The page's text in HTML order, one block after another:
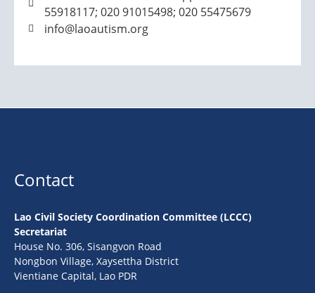
55918117; 020 91015498; 020 55475679
info@laoautism.org
Contact
Lao Civil Society Coordination Committee (LCCC)
Secretariat
House No. 306, Sisangvon Road
Nongbon Village, Xaysettha District
Vientiane Capital, Lao PDR